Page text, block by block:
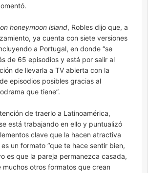
honeymoon island, Robles dijo que, a
ya cuenta con siete versiones
a Portugal, en donde “se
de 65 episodios y está por salir al
de llevarla a TV abierta con la
episodios posibles gracias al
que tiene”.
de traerlo a Latinoamérica,
está trabajando en ello y puntualizó
clave que la hacen atractiva
un formato “que te hace sentir bien,
es que la pareja permanezca casada,
otros formatos que crean